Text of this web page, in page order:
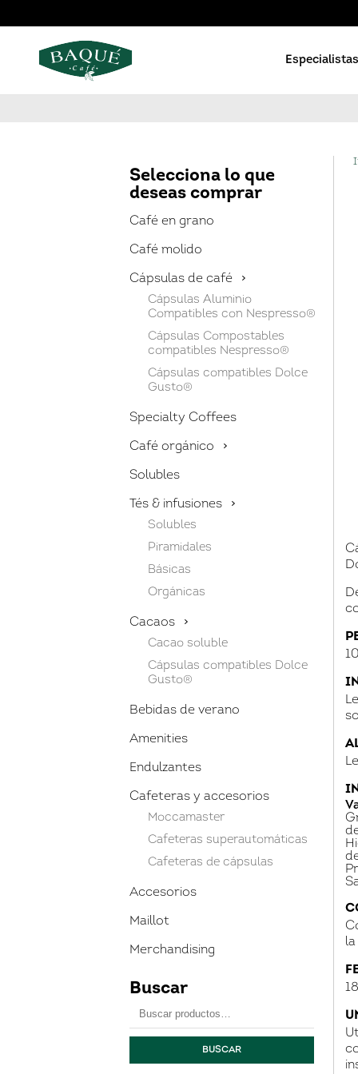
Reserva privada
En grano
Selecciona lo que
deseas comprar
Café en grano
Café molido
Cápsulas de café
Cápsulas Aluminio
Compatibles con Nespresso®
Cápsulas Compostables
compatibles Nespresso®
Cápsulas compatibles Dolce
Gusto®
Specialty Coffees
Café orgánico
Solubles
Tés & infusiones
Solubles
Piramidales
Básicas
Orgánicas
Cacaos
Cacao soluble
Cápsulas compatibles Dolce
Gusto®
Bebidas de verano
Amenities
Endulzantes
Cafeteras y accesorios
Moccamaster
Cafeteras superautomáticas
Cafeteras de cápsulas
Accesorios
Maillot
Merchandising
Buscar
por:
BUSCAR
la